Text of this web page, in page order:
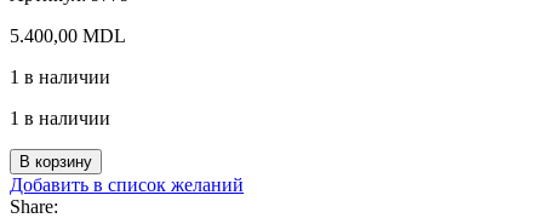
5.400,00 MDL
1 в наличии
1 в наличии
Количество
товара
Диск
В корзину
Добавить в список желаний
Share: